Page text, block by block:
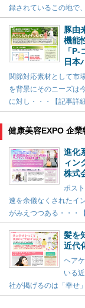
録されているこの地で
豚由
機能
「
日本
関節対応素材として市
を背景にそのニーズは
に対し・・・【記事詳細
健康美容EXPO 企業
進化
ィン
株式
ポス
速を余儀なくされたイ
がみえつつある・・・
髪を
近代
ヘア
いる
社が掲げるのは「幸せ